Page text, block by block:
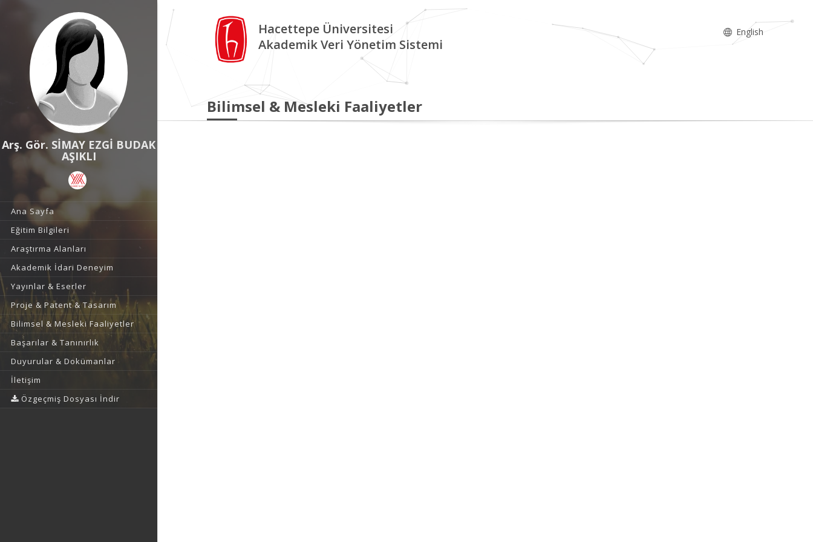
Arş. Gör. SİMAY EZGİ BUDAK
AŞIKLI
Ana Sayfa
Eğitim Bilgileri
Araştırma Alanları
Akademik İdari Deneyim
Yayınlar & Eserler
Proje & Patent & Tasarım
Bilimsel & Mesleki Faaliyetler
Başarılar & Tanınırlık
Duyurular & Dokümanlar
İletişim
Özgeçmiş Dosyası İndir
Hacettepe Üniversitesi
Akademik Veri Yönetim Sistemi
English
Bilimsel & Mesleki Faaliyetler